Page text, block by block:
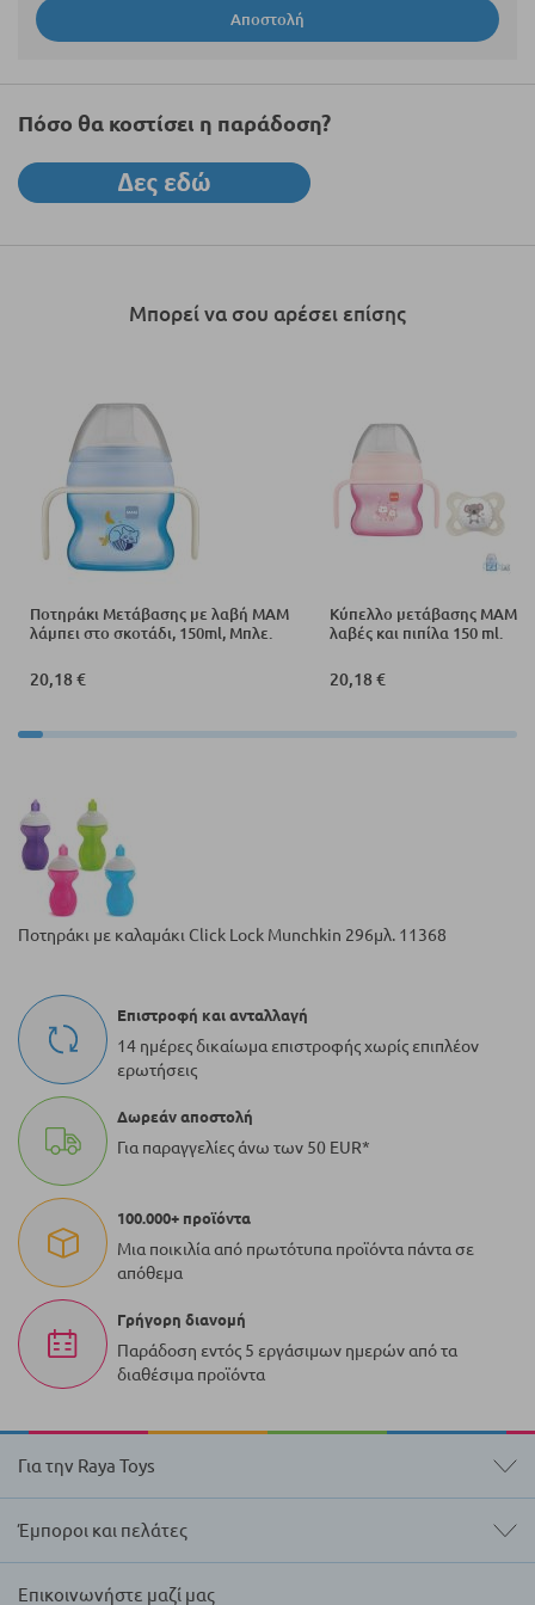
Αποστολή
Πόσο θα κοστίσει η παράδοση?
Μπορεί να σου αρέσει επίσης
Ποτηράκι Μετάβασης με λαβή MAM
λάμπει στο σκοτάδι, 150ml, Μπλε.
20,18 €
Κύπελλο μετάβασης MAM
λαβές και πιπίλα 150 ml.
20,18 €
Ποτηράκι με καλαμάκι Click Lock Munchkin 296μλ. 11368
Επιστροφή και ανταλλαγή
14 ημέρες δικαίωμα επιστροφής χωρίς επιπλέον
ερωτήσεις
Δωρεάν αποστολή
Για παραγγελίες άνω των 50 EUR*
100.000+ προϊόντα
Μια ποικιλία από πρωτότυπα προϊόντα πάντα σε
απόθεμα
Γρήγορη διανομή
Παράδοση εντός 5 εργάσιμων ημερών από τα
διαθέσιμα προϊόντα
Για την Raya Toys
Έμποροι και πελάτες
Επικοινωνήστε μαζί μας